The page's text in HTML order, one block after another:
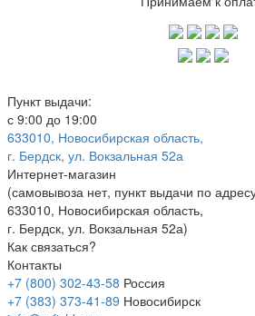
Пункт выдачи:
с 9:00 до 19:00
633010, Новосибирская область,
г. Бердск, ул. Вокзальная 52а
Интернет-магазин
(самовывоза нет, пункт выдачи по
633010, Новосибирская область,
г. Бердск, ул. Вокзальная 52а)
Как связаться?
Контакты
+7 (800) 302-43-58 Россия
+7 (383) 373-41-89 Новосибирск